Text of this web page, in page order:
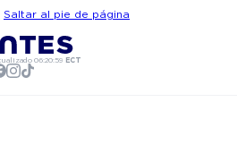
Saltar al pie de página
06:20:59 ECT